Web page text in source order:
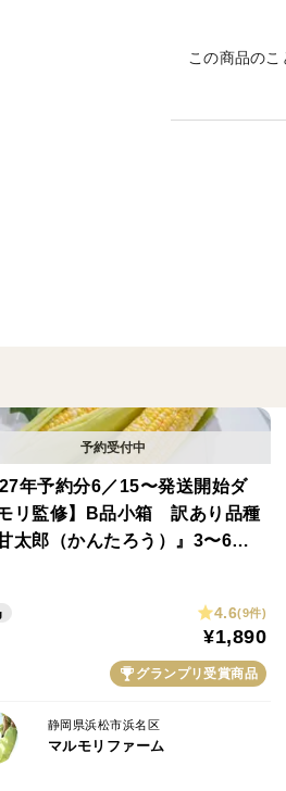
そのため、不
電話だと、繁
います。
この商品の
年予約分6／15〜発送開始ダ
リ監修】B品小箱 訳あり品種
太郎（かんたろう）』3〜6本
4.6(9件)
¥1,890
グランプリ受賞商品
静岡県浜松市浜名区
マルモリファーム